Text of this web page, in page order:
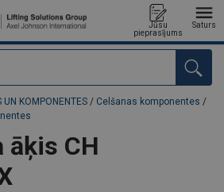
Jūsu
pieprasījums
Saturs
UN KOMPONENTES / Celšanas komponentes /
āķis CH